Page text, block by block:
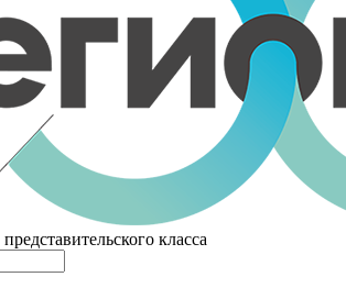
класса